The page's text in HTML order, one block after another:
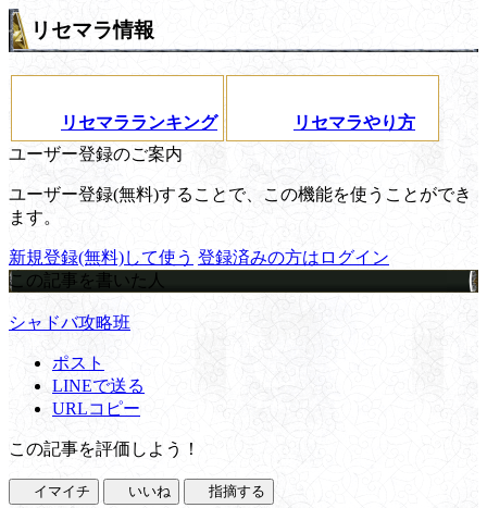
リセマラ情報
リセマラランキング
リセマラやり方
ユーザー登録のご案内
ユーザー登録(無料)することで、この機能を使うことができ
ます。
新規登録(無料)して使う 登録済みの方はログイン
この記事を書いた人
シャドバ攻略班
ポスト
LINEで送る
URLコピー
この記事を評価しよう！
イマイチ いいね 指摘する